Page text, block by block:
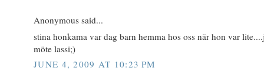
Anonymous said...
stina honkama var dag barn hemma hos oss när hon var
möte lassi;)
JUNE 4, 2009 AT 10:23 PM